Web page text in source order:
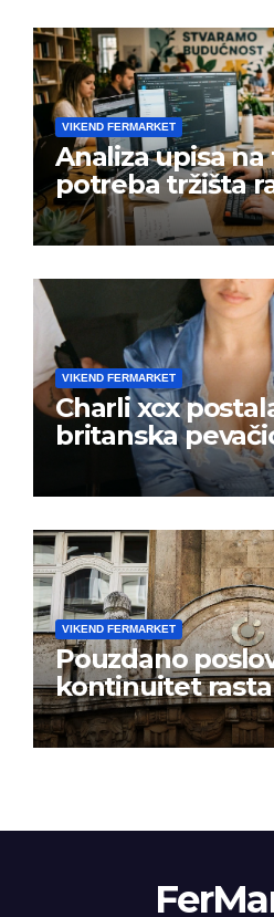
VIKEND FERMARKET
Analiza upisa
potreba tržišta
VIKEND FERMARKET
Charli xcx
britanska
albuma na
istoj
VIKEND FERMARKET
Pouzdano
kontinuitet rasta